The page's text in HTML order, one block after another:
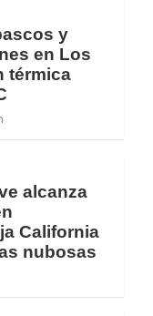
y
en Los
térmica
alcanza
California
nubosas